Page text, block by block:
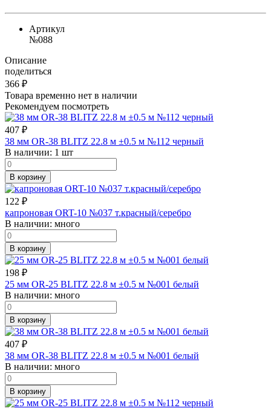
Артикул
№088
Описание
поделиться
366 ₽
Товара временно нет в наличии
Рекомендуем посмотреть
407 ₽
38 мм OR-38 BLITZ 22.8 м ±0.5 м №112 черный
В наличии: 1 шт
В корзину
122 ₽
капроновая ORT-10 №037 т.красный/серебро
В наличии: много
В корзину
198 ₽
25 мм OR-25 BLITZ 22.8 м ±0.5 м №001 белый
В наличии: много
В корзину
407 ₽
38 мм OR-38 BLITZ 22.8 м ±0.5 м №001 белый
В наличии: много
В корзину